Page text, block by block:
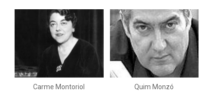
Carme Montoriol Quim Monzó